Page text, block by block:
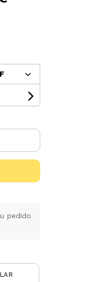
pedido